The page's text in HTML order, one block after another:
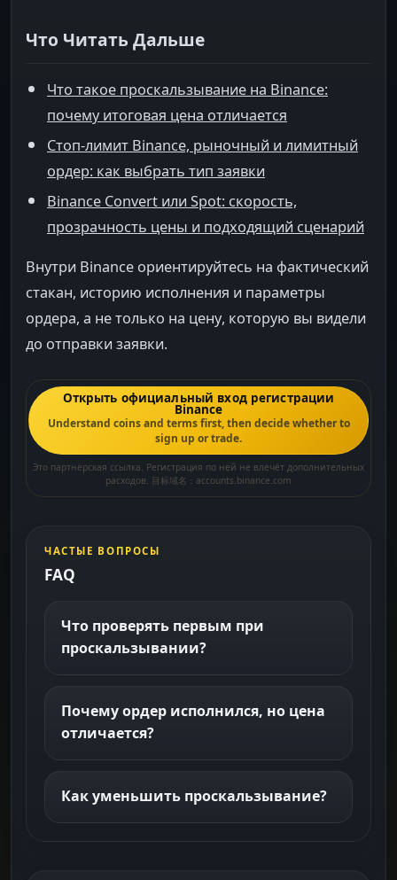
Что Читать Дальше
Что такое проскальзывание на Binance:
почему итоговая цена отличается
Стоп-лимит Binance, рыночный и лимитный
ордер: как выбрать тип заявки
Binance Convert или Spot: скорость,
прозрачность цены и подходящий сценарий
Внутри Binance ориентируйтесь на фактический
стакан, историю исполнения и параметры
ордера, а не только на цену, которую вы видели
до отправки заявки.
Открыть официальный вход регистрации
Binance
Understand coins and terms first, then decide whether to
sign up or trade.
Это партнёрская ссылка. Регистрация по ней не влечёт дополнительных
расходов. 目标域名：accounts.binance.com
ЧАСТЫЕ ВОПРОСЫ
FAQ
Что проверять первым при
проскальзывании?
Почему ордер исполнился, но цена
отличается?
Как уменьшить проскальзывание?